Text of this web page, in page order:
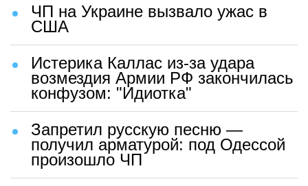
ЧП на Украине вызвало ужас в
США
Истерика Каллас из-за удара
возмездия Армии РФ закончилась
конфузом: "Идиотка"
Запретил русскую песню —
получил арматурой: под Одессой
произошло ЧП